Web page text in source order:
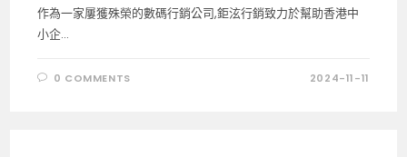
作為一家屢獲殊榮的數碼行銷公司,鉅泫行銷致力於幫助香港中
小企...
0 COMMENTS 2024-11-11